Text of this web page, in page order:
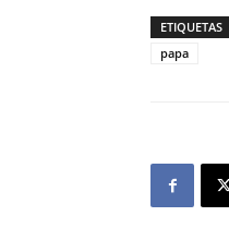
ETIQUETAS
papa